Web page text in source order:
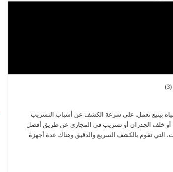
بينبع تعمل. على سرعة الكشف عن أسباب التسريب
أو خلف الجدران أو تسريب في المجاري عن طريق أفضل
التي تقوم بالكشف السريع والدقيق وهناك عدة أجهزة